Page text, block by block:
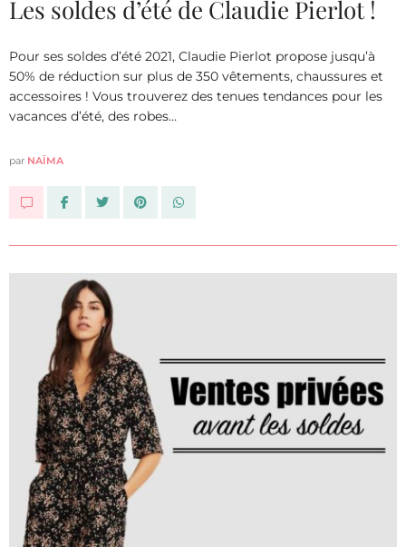
Les soldes d’été de Claudie Pierlot !
Pour ses soldes d’été 2021, Claudie Pierlot propose jusqu’à
50% de réduction sur plus de 350 vêtements, chaussures et
accessoires ! Vous trouverez des tenues tendances pour les
vacances d’été, des robes…
par NAÏMA